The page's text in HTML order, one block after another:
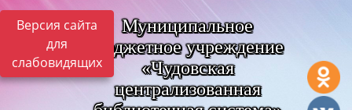
Версия сайта
для
слабовидящих
Муниципальное
бюджетное учреждение
«Чудовская
централизованная